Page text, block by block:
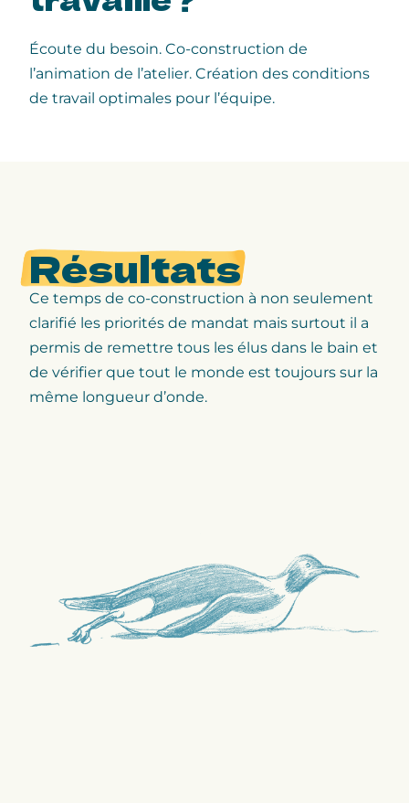
Écoute du besoin. Co-construction de
l’animation de l’atelier. Création des conditions
de travail optimales pour l’équipe.
Résultats
Ce temps de co-construction à non seulement
clarifié les priorités de mandat mais surtout il a
permis de remettre tous les élus dans le bain et
de vérifier que tout le monde est toujours sur la
même longueur d’onde.